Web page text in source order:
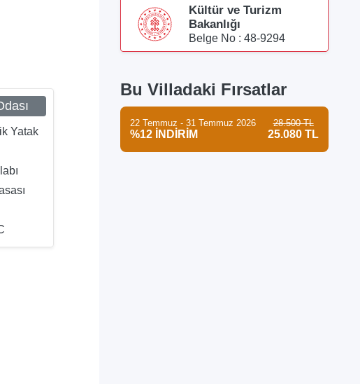
Yatak
Kültür ve Turizm
Bakanlığı
Belge No : 48-9294
Bu Villadaki Fırsatlar
22 Temmuz - 31 Temmuz 2026
%12 İNDİRİM
28.500 TL
25.080 TL